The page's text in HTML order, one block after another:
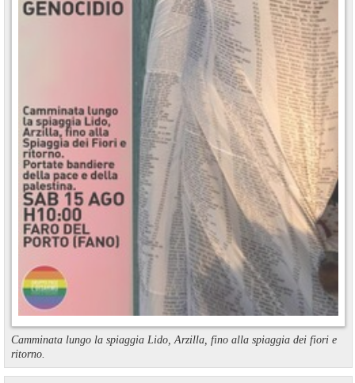
Camminata lungo la spiaggia Lido, Arzilla, fino alla spiaggia dei fiori e
ritorno.